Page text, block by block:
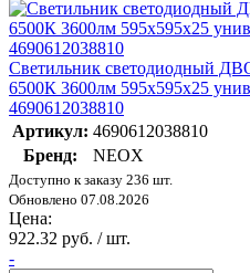
Светильник светодиодный
6500К 3600лм 595х595х25
4690612038810
Артикул: 4690612038810
Бренд:
NEOX
Доступно к заказу 236 шт.
Обновлено 07.08.2026
Цена:
922.32 руб. / шт.
-